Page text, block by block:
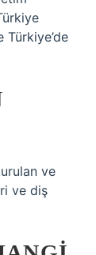
ve
ve diş